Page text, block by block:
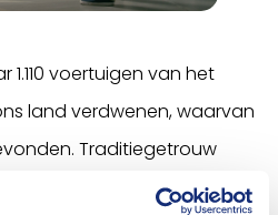
1.110 voertuigen van het
land verdwenen, waarvan
Traditiegetrouw
meest gestolen, met 406